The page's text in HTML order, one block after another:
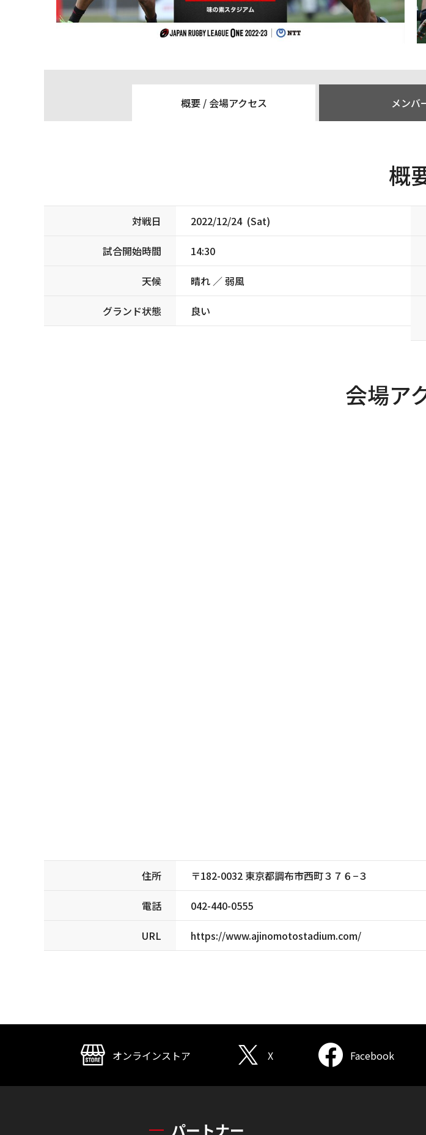
概要 / 会場アクセス メンバ
概
対戦日 2022/12/24 (Sat)
試合開始時間 14:30
天候 晴れ ／ 弱風
グランド状態 良い
会場ア
住所 〒182-0032 東京都調布市西町３７６−３
電話 042-440-0555
URL https://www.ajinomotostadium.com/
オンラインストア X Facebook
パートナー